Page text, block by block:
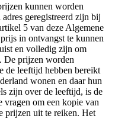
kunnen worden
geregistreerd zijn bij
5 van deze Algemene
in ontvangst te kunnen
en volledig zijn om
De prijzen worden
de leeftijd hebben bereikt
wonen en daar hun
zijn over de leeftijd, is de
vragen om een kopie van
prijzen uit te reiken. Het